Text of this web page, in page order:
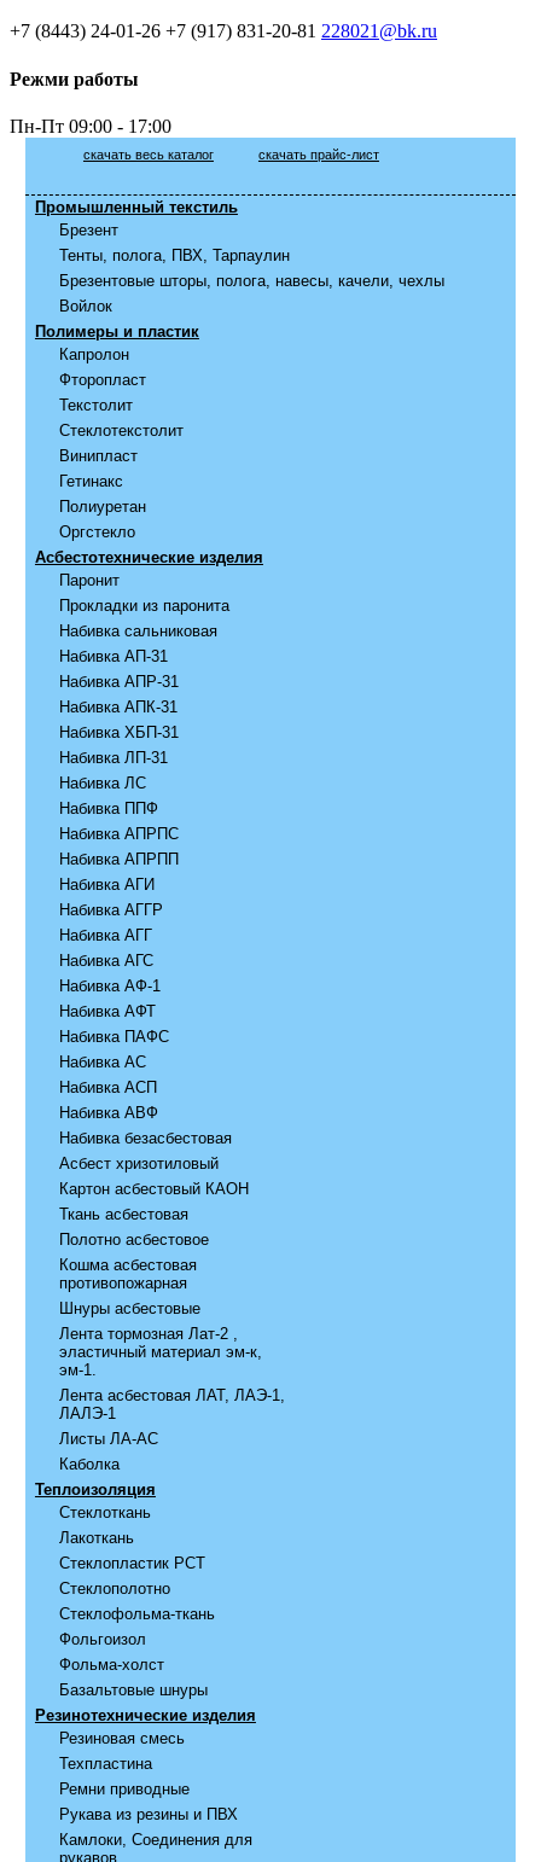
+7 (8443) 24-01-26 +7 (917) 831-20-81 228021@bk.ru
Режми работы
Пн-Пт 09:00 - 17:00
скачать весь каталог скачать прайс-лист
Промышленный текстиль
Брезент
Тенты, полога, ПВХ, Тарпаулин
Брезентовые шторы, полога, навесы, качели, чехлы
Войлок
Полимеры и пластик
Капролон
Фторопласт
Текстолит
Стеклотекстолит
Винипласт
Гетинакс
Полиуретан
Оргстекло
Асбестотехнические изделия
Паронит
Прокладки из паронита
Набивка сальниковая
Набивка АП-31
Набивка АПР-31
Набивка АПК-31
Набивка ХБП-31
Набивка ЛП-31
Набивка ЛС
Набивка ППФ
Набивка АПРПС
Набивка АПРПП
Набивка АГИ
Набивка АГГР
Набивка АГГ
Набивка АГС
Набивка АФ-1
Набивка АФТ
Набивка ПАФС
Набивка АС
Набивка АСП
Набивка АВФ
Набивка безасбестовая
Асбест хризотиловый
Картон асбестовый КАОН
Ткань асбестовая
Полотно асбестовое
Кошма асбестовая
противопожарная
Шнуры асбестовые
Лента тормозная Лат-2 ,
эластичный материал эм-к,
эм-1.
Лента асбестовая ЛАТ, ЛАЭ-1,
ЛАЛЭ-1
Листы ЛА-АС
Каболка
Теплоизоляция
Стеклоткань
Лакоткань
Стеклопластик РСТ
Стеклополотно
Стеклофольма-ткань
Фольгоизол
Фольма-холст
Базальтовые шнуры
Резинотехнические изделия
Резиновая смесь
Техпластина
Ремни приводные
Рукава из резины и ПВХ
Камлоки, Соединения для
рукавов